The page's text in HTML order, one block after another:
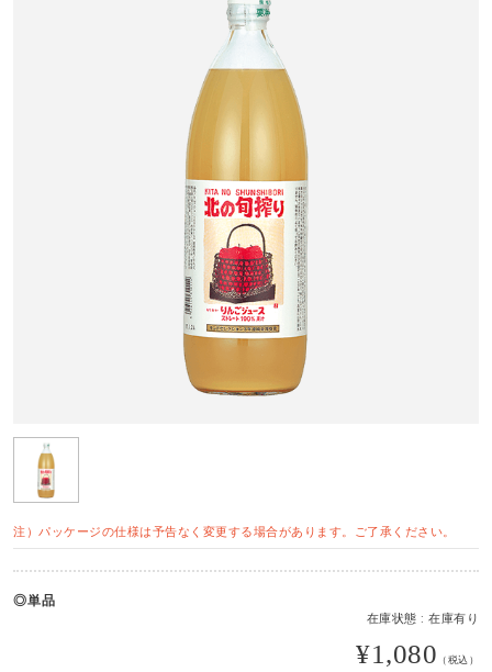
注）パッケージの仕様は予告なく変更する場合があります。ご了承ください。
単品
在庫状態 : 在庫有り
¥1,080 （税込）